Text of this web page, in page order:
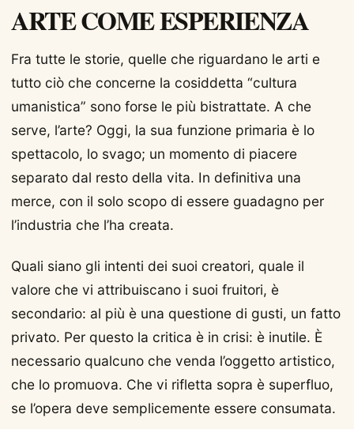
ARTE COME ESPERIENZA
Fra tutte le storie, quelle che riguardano le arti e
tutto ciò che concerne la cosiddetta “cultura
umanistica” sono forse le più bistrattate. A che
serve, l’arte? Oggi, la sua funzione primaria è lo
spettacolo, lo svago; un momento di piacere
separato dal resto della vita. In definitiva una
merce, con il solo scopo di essere guadagno per
l’industria che l’ha creata.
Quali siano gli intenti dei suoi creatori, quale il
valore che vi attribuiscano i suoi fruitori, è
secondario: al più è una questione di gusti, un fatto
privato. Per questo la critica è in crisi: è inutile. È
necessario qualcuno che venda l’oggetto artistico,
che lo promuova. Che vi rifletta sopra è superfluo,
se l’opera deve semplicemente essere consumata.